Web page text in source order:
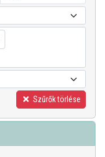
Szűrők törlése